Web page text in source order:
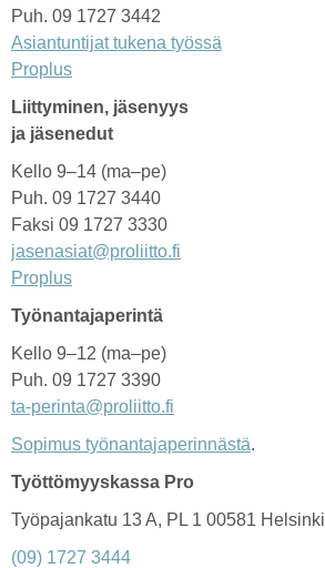
Puh. 09 1727 3442
Asiantuntijat tukena työssä
Proplus
Liittyminen, jäsenyys
ja jäsenedut
Kello 9–14 (ma–pe)
Puh. 09 1727 3440
Faksi 09 1727 3330
jasenasiat@proliitto.fi
Proplus
Työnantajaperintä
Kello 9–12 (ma–pe)
Puh. 09 1727 3390
ta-perinta@proliitto.fi
Sopimus työnantajaperinnästä.
Työttömyyskassa Pro
Työpajankatu 13 A, PL 1 00581 Helsinki
(09) 1727 3444